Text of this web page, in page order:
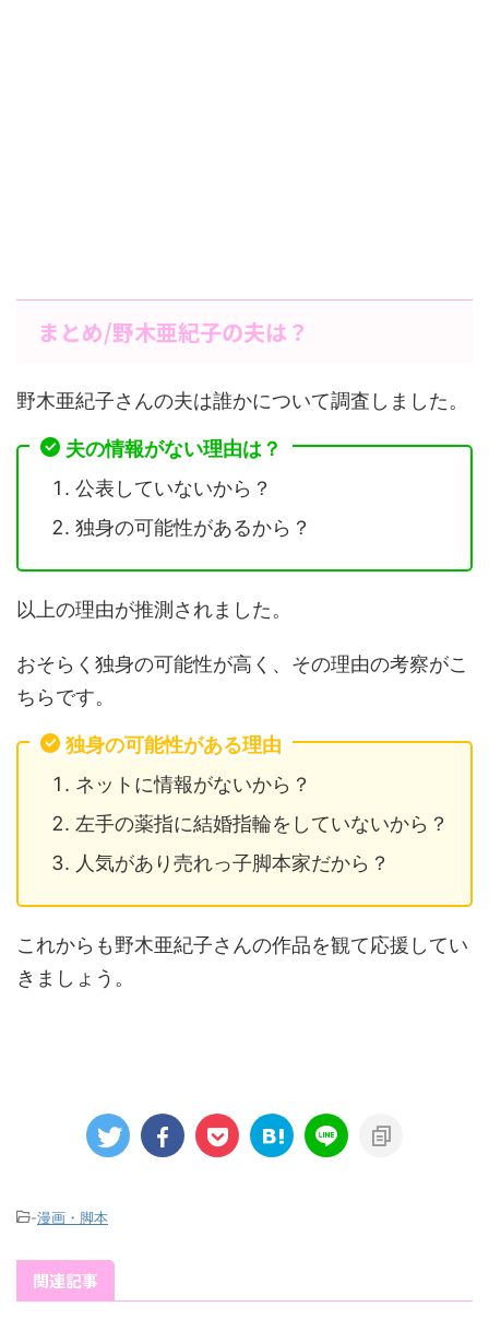
まとめ/野木亜紀子の夫は？
野木亜紀子さんの夫は誰かについて調査しました。
夫の情報がない理由は？
公表していないから？
独身の可能性があるから？
以上の理由が推測されました。
おそらく独身の可能性が高く、その理由の考察がこ
ちらです。
独身の可能性がある理由
ネットに情報がないから？
左手の薬指に結婚指輪をしていないから？
人気があり売れっ子脚本家だから？
これからも野木亜紀子さんの作品を観て応援してい
きましょう。
-漫画・脚本
関連記事